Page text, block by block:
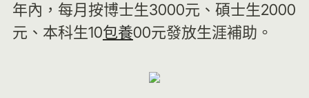
年內，每月按博士生3000元、碩士生2000
元、本科生10包養00元發放生涯補助。